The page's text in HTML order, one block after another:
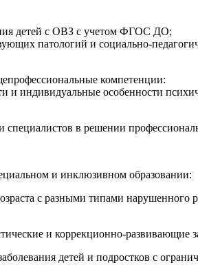
детей с ОВЗ с учетом ФГОС ДО;
патологий и социально-
компетенции:
индивидуальные особенности
в решении
и инклюзивном образовании:
с разными типами нарушенного
и коррекционно-развивающие
детей и подростков с